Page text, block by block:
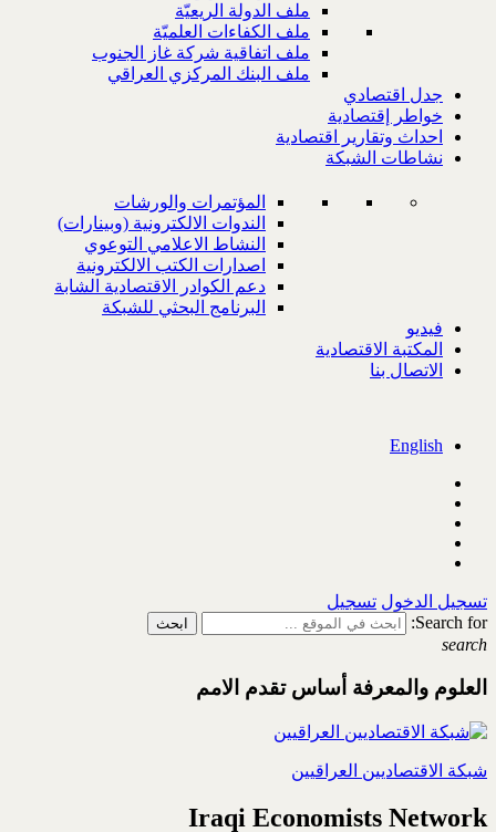
ملف الدولة الريعيّة
ملف الكفاءات العلميّة
ملف اتفاقية شركة غاز الجنوب
ملف البنك المركزي العراقي
جدل اقتصادي
خواطر إقتصادية
احداث وتقارير اقتصادية
نشاطات الشبكة
المؤتمرات والورشات
الندوات الالكترونية (وبينارات)
النشاط الاعلامي التوعوي
اصدارات الكتب الالكترونية
دعم الكوادر الاقتصادية الشابة
البرنامج البحثي للشبكة
فيديو
المكتبة الاقتصادية
الاتصال بنا
English
تسجيل الدخول تسجيل
Search for:
search
العلوم والمعرفة أساس تقدم الامم
شبكة الاقتصاديين العراقيين
Iraqi Economists Network